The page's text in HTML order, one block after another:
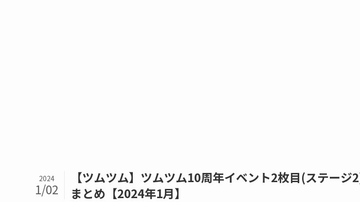
【ツムツム】ツムツム10周年イベント2枚目(ステージ
まとめ【2024年1月】
2024
1/02